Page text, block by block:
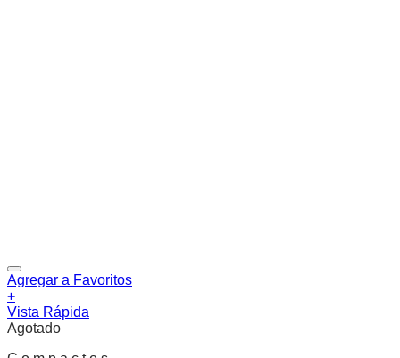
Agregar a Favoritos
+
Vista Rápida
Agotado